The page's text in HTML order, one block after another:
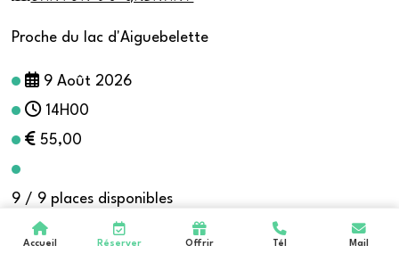
Proche du lac d'Aiguebelette
9 Août 2026
14H00
55,00
9 / 9 places disponibles
Infos & Réserver
Accueil Réserver Offrir Tél Mail